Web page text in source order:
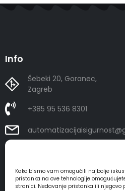
Kako bismo vam omogućili najbolje
pristanka na ove tehnologije
stranici. Nedavanje pristanka ili njegovo
Info
Šebeki 20, Goranec,
Zagreb
+385 95 536 8301